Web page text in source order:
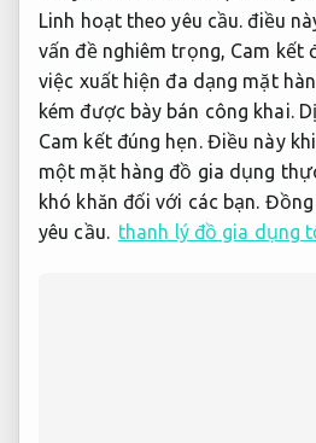
Linh hoạt theo yêu cầu. điều
vấn đề nghiêm trọng, Cam kết
việc xuất hiện đa dạng mặt
kém được bày bán công khai.
Cam kết đúng hẹn.Điều này
một mặt hàng đồ gia dụng
khó khăn đối với các bạn. Đồng
yêu cầu. thanh lý đồ gia dụng